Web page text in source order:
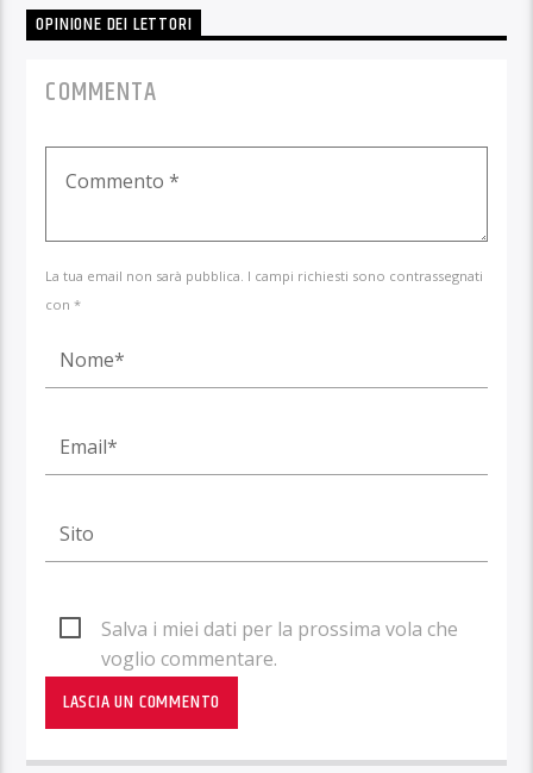
OPINIONE DEI LETTORI
COMMENTA
La tua email non sarà pubblica. I campi richiesti sono contrassegnati
con *
Salva i miei dati per la prossima vola che
voglio commentare.